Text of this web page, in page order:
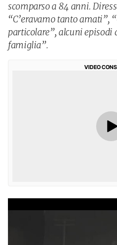
scomparso a 84 anni.
“C’eravamo tanto amati”,
particolare”, alcuni episodi
famiglia”.
VIDEO